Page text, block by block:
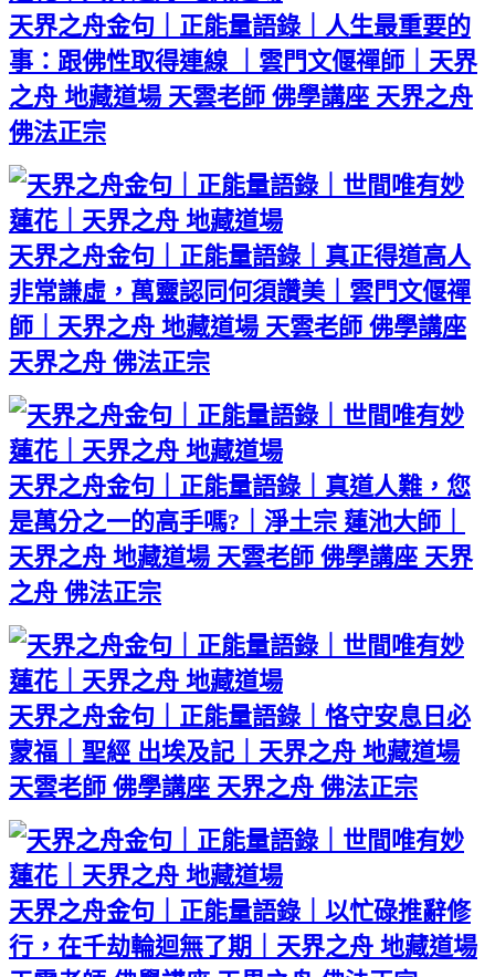
天界之舟金句｜正能量語錄｜人生最重要的
事：跟佛性取得連線 ｜雲門文偃禪師｜天界
之舟 地藏道場 天雲老師 佛學講座 天界之舟
佛法正宗
天界之舟金句｜正能量語錄｜真正得道高人
非常謙虛，萬靈認同何須讚美｜雲門文偃禪
師｜天界之舟 地藏道場 天雲老師 佛學講座
天界之舟 佛法正宗
天界之舟金句｜正能量語錄｜真道人難，您
是萬分之一的高手嗎?｜淨土宗 蓮池大師｜
天界之舟 地藏道場 天雲老師 佛學講座 天界
之舟 佛法正宗
天界之舟金句｜正能量語錄｜恪守安息日必
蒙福｜聖經 出埃及記｜天界之舟 地藏道場
天雲老師 佛學講座 天界之舟 佛法正宗
天界之舟金句｜正能量語錄｜以忙碌推辭修
行，在千劫輪迴無了期｜天界之舟 地藏道場